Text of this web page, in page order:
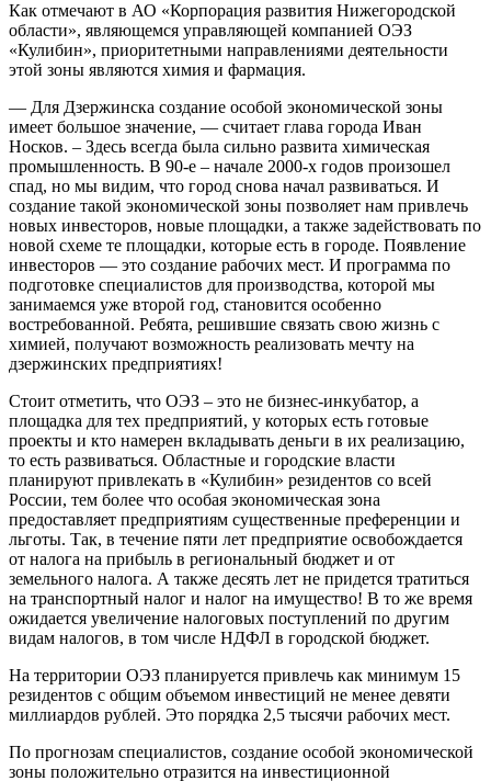
Как отмечают в АО «Корпорация развития Нижегородской
области», являющемся управляющей компанией ОЭЗ
«Кулибин», приоритетными направлениями деятельности
этой зоны являются химия и фармация.
— Для Дзержинска создание особой экономической зоны
имеет большое значение, — считает глава города Иван
Носков. – Здесь всегда была сильно развита химическая
промышленность. В 90-е – начале 2000-х годов произошел
спад, но мы видим, что город снова начал развиваться. И
создание такой экономической зоны позволяет нам привлечь
новых инвесторов, новые площадки, а также задействовать по
новой схеме те площадки, которые есть в городе. Появление
инвесторов — это создание рабочих мест. И программа по
подготовке специалистов для производства, которой мы
занимаемся уже второй год, становится особенно
востребованной. Ребята, решившие связать свою жизнь с
химией, получают возможность реализовать мечту на
дзержинских предприятиях!
Стоит отметить, что ОЭЗ – это не бизнес-инкубатор, а
площадка для тех предприятий, у которых есть готовые
проекты и кто намерен вкладывать деньги в их реализацию,
то есть развиваться. Областные и городские власти
планируют привлекать в «Кулибин» резидентов со всей
России, тем более что особая экономическая зона
предоставляет предприятиям существенные преференции и
льготы. Так, в течение пяти лет предприятие освобождается
от налога на прибыль в региональный бюджет и от
земельного налога. А также десять лет не придется тратиться
на транспортный налог и налог на имущество! В то же время
ожидается увеличение налоговых поступлений по другим
видам налогов, в том числе НДФЛ в городской бюджет.
На территории ОЭЗ планируется привлечь как минимум 15
резидентов с общим объемом инвестиций не менее девяти
миллиардов рублей. Это порядка 2,5 тысячи рабочих мест.
По прогнозам специалистов, создание особой экономической
зоны положительно отразится на инвестиционной